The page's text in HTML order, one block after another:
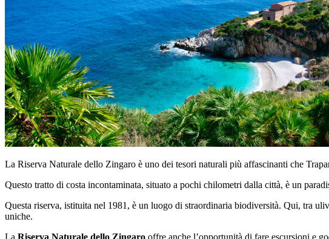
La Riserva Naturale dello Zingaro è uno dei tesori naturali più affascinanti che
Questo tratto di costa incontaminata, situato a pochi chilometri dalla città, è un
Questa riserva, istituita nel 1981, è un luogo di straordinaria biodiversità. Qui, tra
uniche.
La Riserva Naturale dello Zingaro offre anche l’opportunità di fare escursioni e